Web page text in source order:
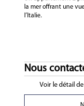
la mer offrant une
l’Italie.
Nous
Voir le détail